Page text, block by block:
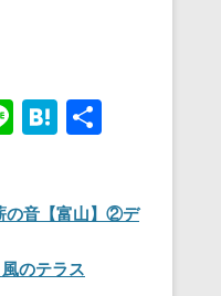
Li
H
n
a
の音【富山】②デ
のテラス